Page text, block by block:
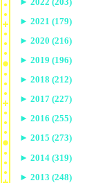
► 2021 (179)
► 2020 (216)
► 2019 (196)
► 2018 (212)
► 2017 (227)
► 2016 (255)
► 2015 (273)
► 2014 (319)
► 2013 (248)